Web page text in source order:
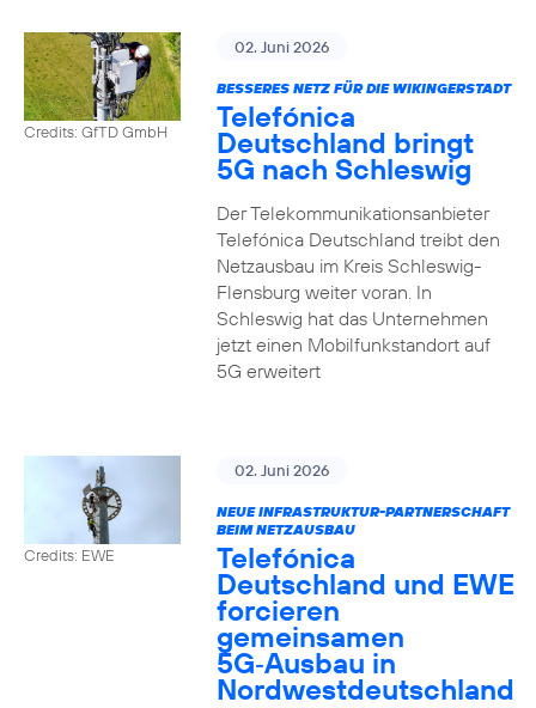
Credits: GfTD GmbH
02. Juni 2026
BESSERES NETZ FÜR DIE WIKINGERSTADT
Telefónica
Deutschland bringt
5G nach Schleswig
Der Telekommunikationsanbieter
Telefónica Deutschland treibt den
Netzausbau im Kreis Schleswig-
Flensburg weiter voran. In
Schleswig hat das Unternehmen
jetzt einen Mobilfunkstandort auf
5G erweitert
Credits: EWE
02. Juni 2026
NEUE INFRASTRUKTUR-PARTNERSCHAFT
BEIM NETZAUSBAU
Telefónica
Deutschland und EWE
forcieren
gemeinsamen
5G‑Ausbau in
Nordwestdeutschland